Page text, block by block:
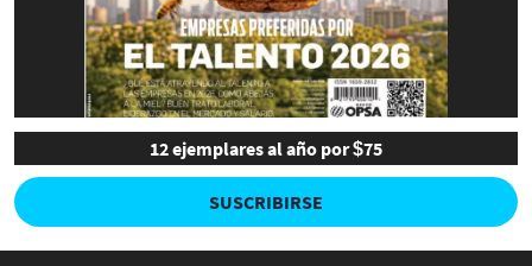
12 ejemplares al año por $75
SUSCRIBIRSE